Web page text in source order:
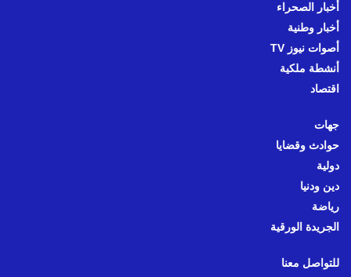
أخبار الصحراء
أخبار وطنية
أصوات نيوز TV
أنشطة ملكية
اقتصاد
جهات
حوادث وقضايا
دولية
دين ودنيا
رياضة
الجريدة الورقية
للتواصل معنا